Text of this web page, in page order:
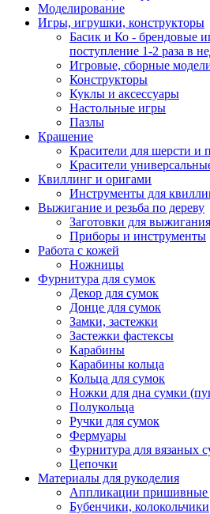
Моделирование
Игры, игрушки, конструкторы
Басик и Ко - брендовые
поступление 1-2 раза в
Игровые, сборные
Конструкторы
Куклы и аксессуары
Настольные игры
Пазлы
Крашение
Красители для шерсти и
Красители
Квиллинг и оригами
Инструменты для
Выжигание и резьба по дереву
Заготовки для
Приборы и инструменты
Работа с кожей
Ножницы
Фурнитура для сумок
Декор для сумок
Донце для сумок
Замки, застежки
Застежки фастексы
Карабины
Карабины кольца
Кольца для сумок
Ножки для дна сумки
Полукольца
Ручки для сумок
Фермуары
Фурнитура для вязаных
Цепочки
Материалы для рукоделия
Аппликации пришивные
Бубенчики, колокольчики